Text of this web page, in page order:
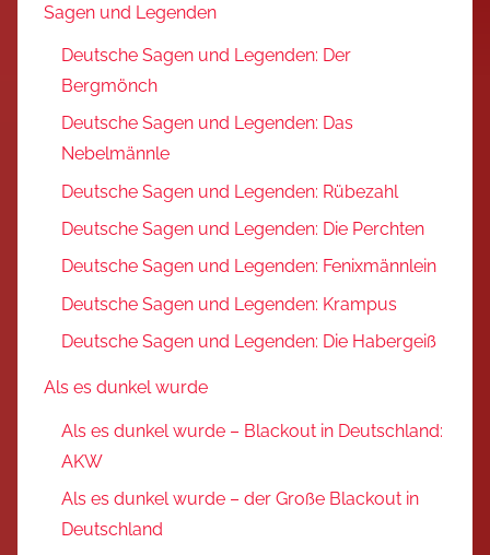
Sagen und Legenden
Deutsche Sagen und Legenden: Der
Bergmönch
Deutsche Sagen und Legenden: Das
Nebelmännle
Deutsche Sagen und Legenden: Rübezahl
Deutsche Sagen und Legenden: Die Perchten
Deutsche Sagen und Legenden: Fenixmännlein
Deutsche Sagen und Legenden: Krampus
Deutsche Sagen und Legenden: Die Habergeiß
Als es dunkel wurde
Als es dunkel wurde – Blackout in Deutschland:
AKW
Als es dunkel wurde – der Große Blackout in
Deutschland